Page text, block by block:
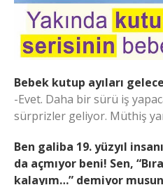
Bebek kutup ayıları
-Evet. Daha bir sürü iş
sürprizler geliyor. Müthiş
Ben galiba 19. yüzyıl
da açmıyor beni! Sen,
kalayım…” demiyor